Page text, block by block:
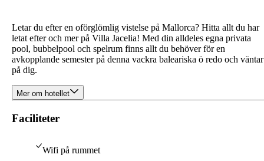
Letar du efter en oförglömlig vistelse på Mallorca? Hitta allt du har
letat efter och mer på Villa Jacelia! Med din alldeles egna privata
pool, bubbelpool och spelrum finns allt du behöver för en
avkopplande semester på denna vackra baleariska ö redo och väntar
på dig.
Mer om hotellet
Faciliteter
Wifi på rummet